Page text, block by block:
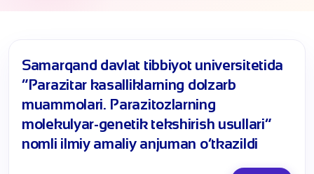
​Samarqand davlat tibbiyot universitetida
“Parazitar kasalliklarning dolzarb
muammolari. Parazitozlarning
molekulyar-genetik tekshirish usullari”
nomli ilmiy amaliy anjuman o‘tkazildi